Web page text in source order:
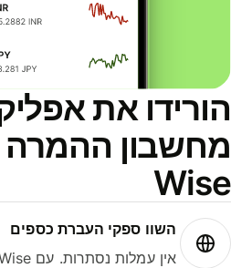
את
ההמרה
השוו ספקי העברת כספים
אין עמלות נסתרות. עם Wise תמיד תקבלו את